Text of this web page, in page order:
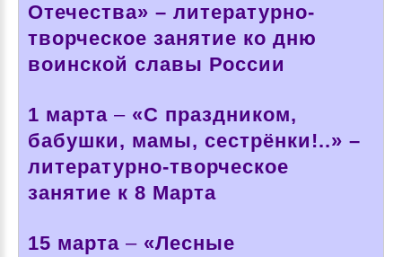
Отечества» – литературно-
творческое занятие ко дню
воинской славы России
1 марта – «С праздником,
бабушки, мамы, сестрёнки!..» –
литературно-творческое
занятие к 8 Марта
15 марта – «Лесные